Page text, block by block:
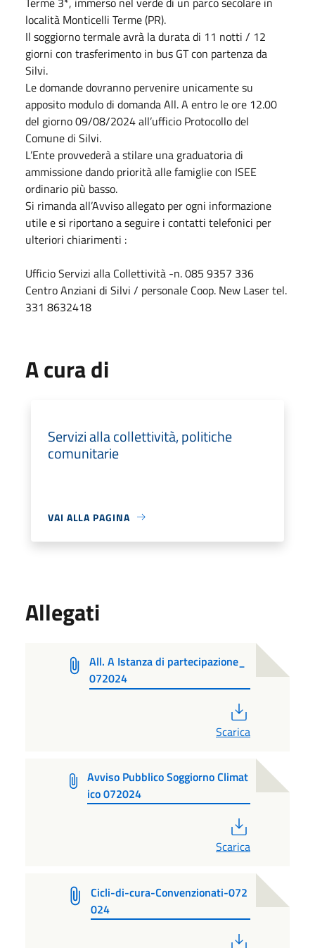
località Monticelli Terme (PR).
Il soggiorno termale avrà la durata di 11 notti / 12
giorni con trasferimento in bus GT con partenza da
Silvi.
Le domande dovranno pervenire unicamente su
apposito modulo di domanda All. A entro le ore 12.00
del giorno 09/08/2024 all’ufficio Protocollo del
Comune di Silvi.
L’Ente provvederà a stilare una graduatoria di
ammissione dando priorità alle famiglie con ISEE
ordinario più basso.
Si rimanda all’Avviso allegato per ogni informazione
utile e si riportano a seguire i contatti telefonici per
ulteriori chiarimenti :
Ufficio Servizi alla Collettività -n. 085 9357 336
Centro Anziani di Silvi / personale Coop. New Laser tel.
331 8632418
A cura di
Servizi alla collettività, politiche
comunitarie
VAI ALLA PAGINA
Allegati
All. A Istanza di partecipazione_
072024
Scarica
Avviso Pubblico Soggiorno Climat
ico 072024
Scarica
Cicli-di-cura-Convenzionati-072
024